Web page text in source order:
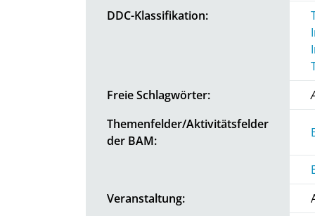
DDC-Klassifikation:
Freie Schlagwörter:
Themenfelder/Aktivitätsfelder
der BAM:
Veranstaltung: